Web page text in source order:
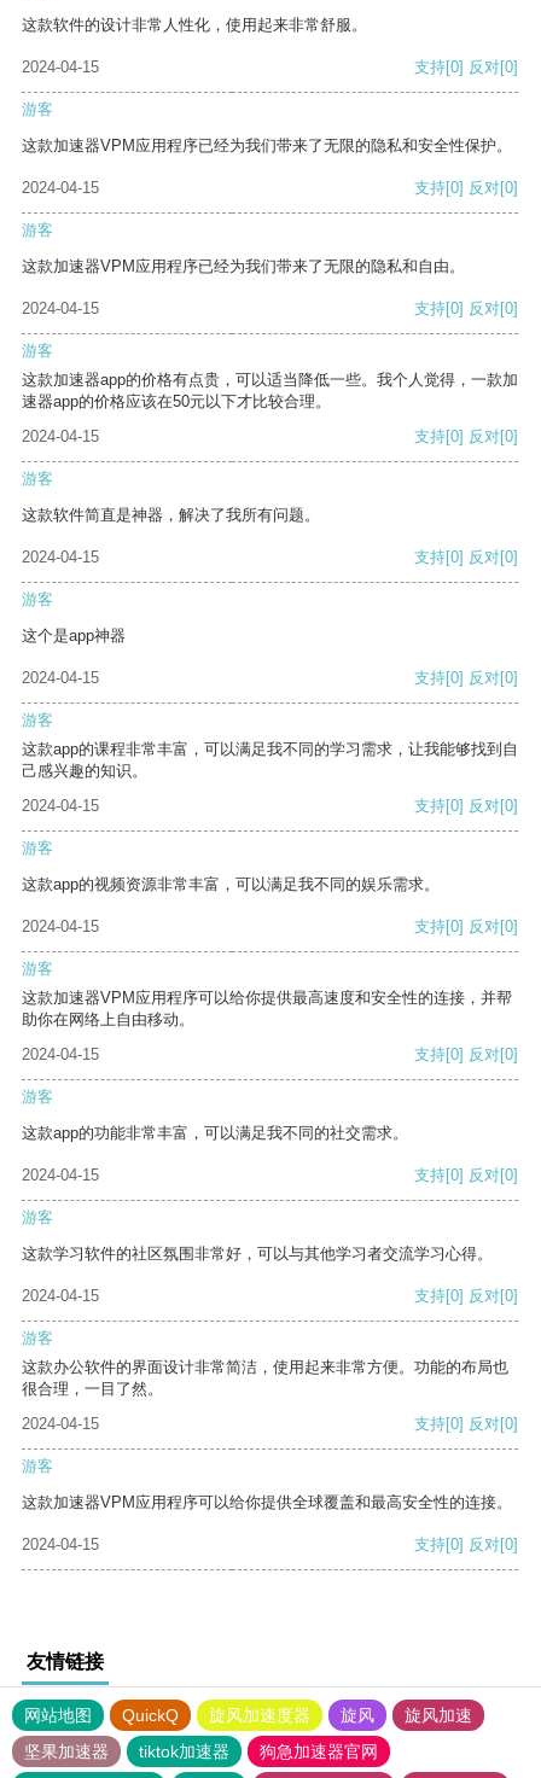
这款软件的设计非常人性化，使用起来非常舒服。
2024-04-15 支持[0] 反对[0]
游客
这款加速器VPM应用程序已经为我们带来了无限的隐私和安全性保护。
2024-04-15 支持[0] 反对[0]
游客
这款加速器VPM应用程序已经为我们带来了无限的隐私和自由。
2024-04-15 支持[0] 反对[0]
游客
这款加速器app的价格有点贵，可以适当降低一些。我个人觉得，一款加
速器app的价格应该在50元以下才比较合理。
2024-04-15
支持[0] 反对[0]
游客
这款软件简直是神器，解决了我所有问题。
2024-04-15 支持[0] 反对[0]
游客
这个是app神器
2024-04-15 支持[0] 反对[0]
游客
这款app的课程非常丰富，可以满足我不同的学习需求，让我能够找到自
己感兴趣的知识。
2024-04-15
支持[0] 反对[0]
游客
这款app的视频资源非常丰富，可以满足我不同的娱乐需求。
2024-04-15 支持[0] 反对[0]
游客
这款加速器VPM应用程序可以给你提供最高速度和安全性的连接，并帮
助你在网络上自由移动。
2024-04-15
支持[0] 反对[0]
游客
这款app的功能非常丰富，可以满足我不同的社交需求。
2024-04-15 支持[0] 反对[0]
游客
这款学习软件的社区氛围非常好，可以与其他学习者交流学习心得。
2024-04-15 支持[0] 反对[0]
游客
这款办公软件的界面设计非常简洁，使用起来非常方便。功能的布局也
很合理，一目了然。
2024-04-15
支持[0] 反对[0]
游客
这款加速器VPM应用程序可以给你提供全球覆盖和最高安全性的连接。
2024-04-15 支持[0] 反对[0]
友情链接
网站地图 QuickQ 旋风加速度器 旋风
旋风加速
坚果加速器
tiktok加速器 狗急加速器官网